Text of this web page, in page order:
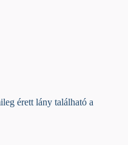
érett lány található a